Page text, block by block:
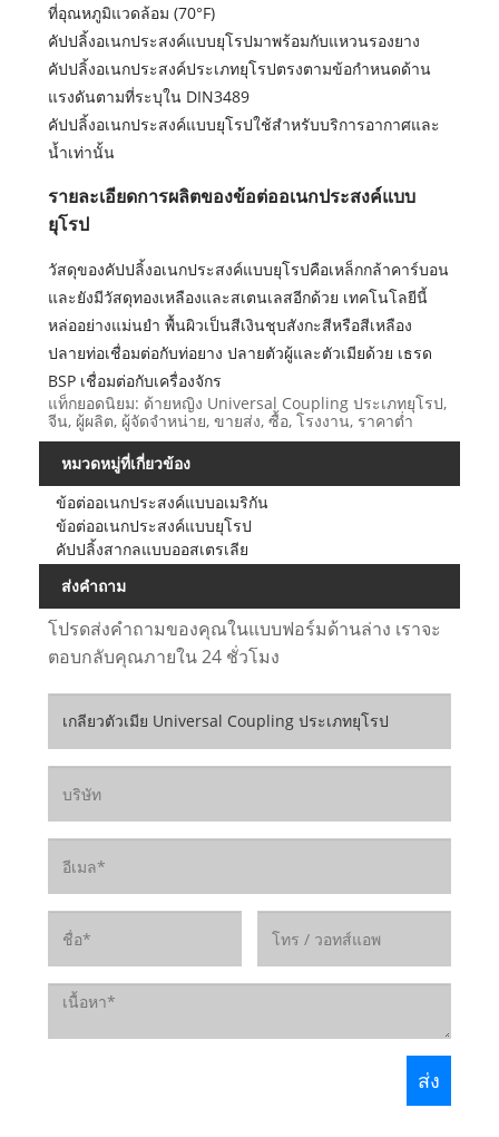
ที่อุณหภูมิแวดล้อม (70°F)
คัปปลิ้งอเนกประสงค์แบบยุโรปมาพร้อมกับแหวนรองยาง
คัปปลิ้งอเนกประสงค์ประเภทยุโรปตรงตามข้อกำหนดด้าน
แรงดันตามที่ระบุใน DIN3489
คัปปลิ้งอเนกประสงค์แบบยุโรปใช้สำหรับบริการอากาศและ
น้ำเท่านั้น
รายละเอียดการผลิตของข้อต่ออเนกประสงค์แบบ
ยุโรป
วัสดุของคัปปลิ้งอเนกประสงค์แบบยุโรปคือเหล็กกล้าคาร์บอน
และยังมีวัสดุทองเหลืองและสเตนเลสอีกด้วย เทคโนโลยีนี้
หล่ออย่างแม่นยำ พื้นผิวเป็นสีเงินชุบสังกะสีหรือสีเหลือง
ปลายท่อเชื่อมต่อกับท่อยาง ปลายตัวผู้และตัวเมียด้วย เธรด
BSP เชื่อมต่อกับเครื่องจักร
แท็กยอดนิยม: ด้ายหญิง Universal Coupling ประเภทยุโรป,
จีน, ผู้ผลิต, ผู้จัดจำหน่าย, ขายส่ง, ซื้อ, โรงงาน, ราคาต่ำ
หมวดหมู่ที่เกี่ยวข้อง
ข้อต่ออเนกประสงค์แบบอเมริกัน
ข้อต่ออเนกประสงค์แบบยุโรป
คัปปลิ้งสากลแบบออสเตรเลีย
ส่งคำถาม
โปรดส่งคำถามของคุณในแบบฟอร์มด้านล่าง เราจะ
ตอบกลับคุณภายใน 24 ชั่วโมง